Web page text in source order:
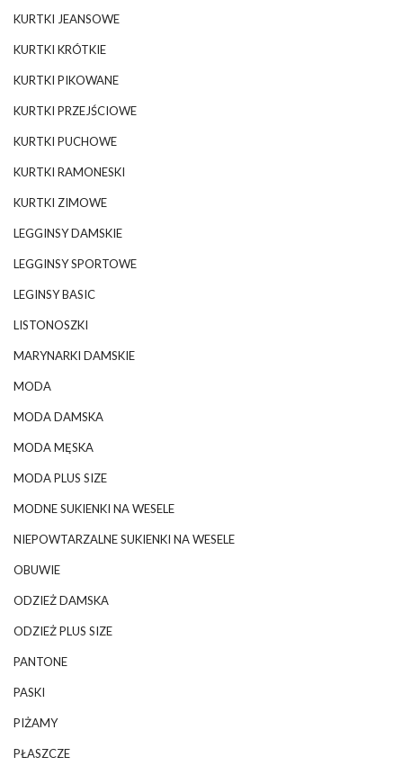
KURTKI JEANSOWE
KURTKI KRÓTKIE
KURTKI PIKOWANE
KURTKI PRZEJŚCIOWE
KURTKI PUCHOWE
KURTKI RAMONESKI
KURTKI ZIMOWE
LEGGINSY DAMSKIE
LEGGINSY SPORTOWE
LEGINSY BASIC
LISTONOSZKI
MARYNARKI DAMSKIE
MODA
MODA DAMSKA
MODA MĘSKA
MODA PLUS SIZE
MODNE SUKIENKI NA WESELE
NIEPOWTARZALNE SUKIENKI NA WESELE
OBUWIE
ODZIEŻ DAMSKA
ODZIEŻ PLUS SIZE
PANTONE
PASKI
PIŻAMY
PŁASZCZE